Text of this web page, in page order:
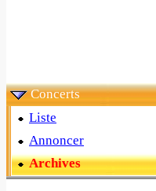
Concerts
Liste
Annoncer
Archives